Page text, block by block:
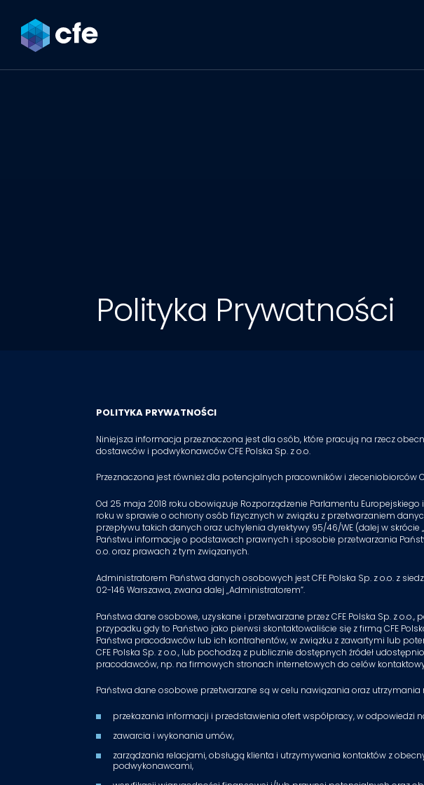
Polityka Prywatności
POLITYKA PRYWATNOŚCI
Niniejsza informacja przeznaczona jest dla osób, które pracują na rzecz
dostawców i podwykonawców CFE Polska Sp. z o.o.
Przeznaczona jest również dla potencjalnych pracowników i zleceniobiorców
Od 25 maja 2018 roku obowiązuje Rozporządzenie Parlamentu Europejskiego
roku w sprawie o ochrony osób fizycznych w związku z przetwarzaniem
przepływu takich danych oraz uchylenia dyrektywy 95/46/WE(dalej w skrócie
Państwu informację o podstawach prawnych i sposobie przetwarzania
o.o. oraz prawach z tym związanych.
Administratorem Państwa danych osobowych jest CFE Polska Sp. z o.o. z
02-146 Warszawa, zwana dalej „Administratorem”.
Państwa dane osobowe, uzyskane i przetwarzane przez CFE Polska Sp. z
przypadku gdy to Państwo jako pierwsi skontaktowaliście się z firmą CFE
Państwa pracodawców lub ich kontrahentów, w związku z zawartymi lub
CFE Polska Sp. z o.o., lub pochodzą z publicznie dostępnych źródeł
pracodawców, np. na firmowych stronach internetowych do celów
Państwa dane osobowe przetwarzane są w celu nawiązania oraz utrzymania
przekazania informacji i przedstawienia ofert współpracy, w odpowiedzi
zawarcia i wykonania umów,
zarządzania relacjami, obsługą klienta i utrzymywania kontaktów z
podwykonawcami,